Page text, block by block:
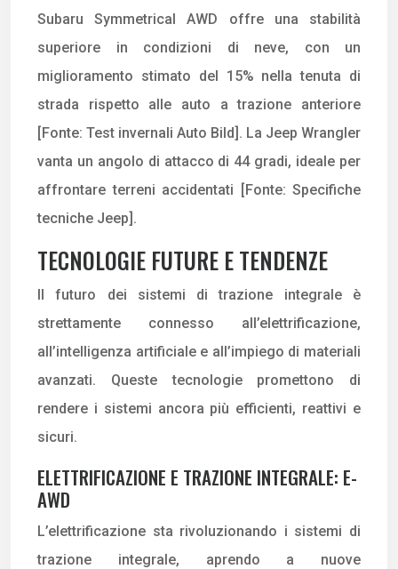
Subaru Symmetrical AWD offre una stabilità
superiore in condizioni di neve, con un
miglioramento stimato del 15% nella tenuta di
strada rispetto alle auto a trazione anteriore
[Fonte: Test invernali Auto Bild]. La Jeep Wrangler
vanta un angolo di attacco di 44 gradi, ideale per
affrontare terreni accidentati [Fonte: Specifiche
tecniche Jeep].
TECNOLOGIE FUTURE E TENDENZE
Il futuro dei sistemi di trazione integrale è
strettamente connesso all’elettrificazione,
all’intelligenza artificiale e all’impiego di materiali
avanzati. Queste tecnologie promettono di
rendere i sistemi ancora più efficienti, reattivi e
sicuri.
ELETTRIFICAZIONE E TRAZIONE INTEGRALE: E-
AWD
L’elettrificazione sta rivoluzionando i sistemi di
trazione integrale, aprendo a nuove